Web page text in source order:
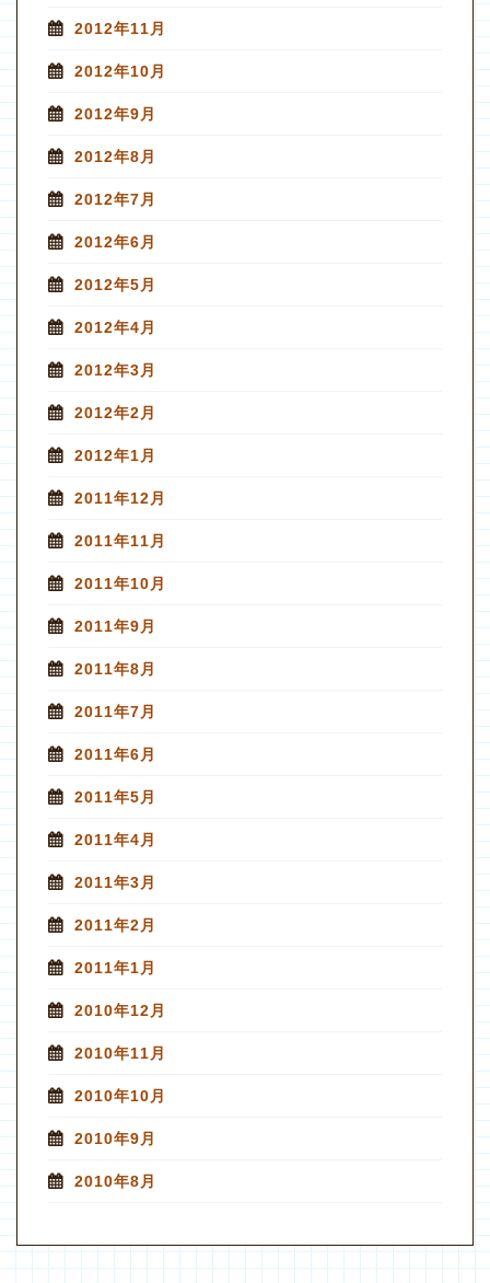
2012年11月
2012年10月
2012年9月
2012年8月
2012年7月
2012年6月
2012年5月
2012年4月
2012年3月
2012年2月
2012年1月
2011年12月
2011年11月
2011年10月
2011年9月
2011年8月
2011年7月
2011年6月
2011年5月
2011年4月
2011年3月
2011年2月
2011年1月
2010年12月
2010年11月
2010年10月
2010年9月
2010年8月